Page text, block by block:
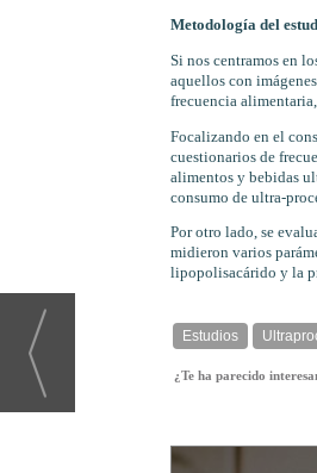
Metodología del
Si nos centramos en
aquellos con
frecuencia
Focalizando en el
cuestionarios de
alimentos y bebidas
consumo de ultra-
Por otro lado, se
midieron varios
lipopolisacárido y la
Estudios
¿Te ha parecido